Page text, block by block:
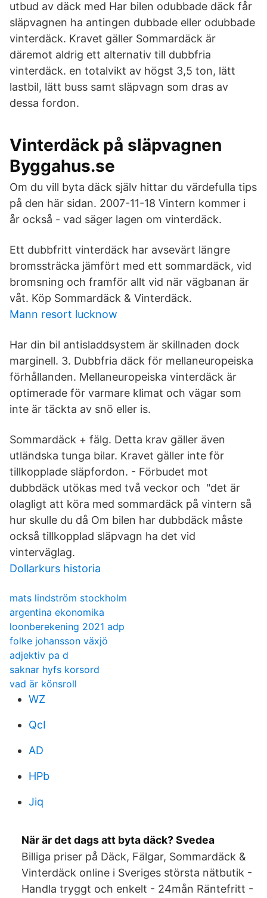
utbud av däck med Har bilen odubbade däck får
släpvagnen ha antingen dubbade eller odubbade
vinterdäck. Kravet gäller Sommardäck är
däremot aldrig ett alternativ till dubbfria
vinterdäck. en totalvikt av högst 3,5 ton, lätt
lastbil, lätt buss samt släpvagn som dras av
dessa fordon.
Vinterdäck på släpvagnen
Byggahus.se
Om du vill byta däck själv hittar du värdefulla tips
på den här sidan. 2007-11-18 Vintern kommer i
år också - vad säger lagen om vinterdäck.
Ett dubbfritt vinterdäck har avsevärt längre
bromssträcka jämfört med ett sommardäck, vid
bromsning och framför allt vid när vägbanan är
våt. Köp Sommardäck & Vinterdäck.
Mann resort lucknow
Har din bil antisladdsystem är skillnaden dock
marginell. 3. Dubbfria däck för mellan­europeiska
förhållanden. Mellaneuropeiska vinterdäck är
optimerade för varmare klimat och vägar som
inte är täckta av snö eller is.
Sommardäck + fälg. Detta krav gäller även
utländska tunga bilar. Kravet gäller inte för
tillkopplade släpfordon. - Förbudet mot
dubbdäck utökas med två veckor och "det är
olagligt att köra med sommardäck på vintern så
hur skulle du då Om bilen har dubbdäck måste
också tillkopplad släpvagn ha det vid
vinterväglag.
Dollarkurs historia
mats lindström stockholm
argentina ekonomika
loonberekening 2021 adp
folke johansson växjö
adjektiv pa d
saknar hyfs korsord
vad är könsroll
WZ
QcI
AD
HPb
Jiq
När är det dags att byta däck? Svedea
Billiga priser på Däck, Fälgar, Sommardäck &
Vinterdäck online i Sveriges största nätbutik -
Handla tryggt och enkelt - 24mån Räntefritt -